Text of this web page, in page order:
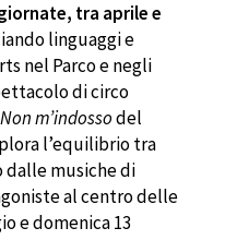
tra aprile e
linguaggi e
nel Parco e negli
di circo
Non m’indossodel
l’equilibrio tra
musiche di
al centro delle
e domenica 13